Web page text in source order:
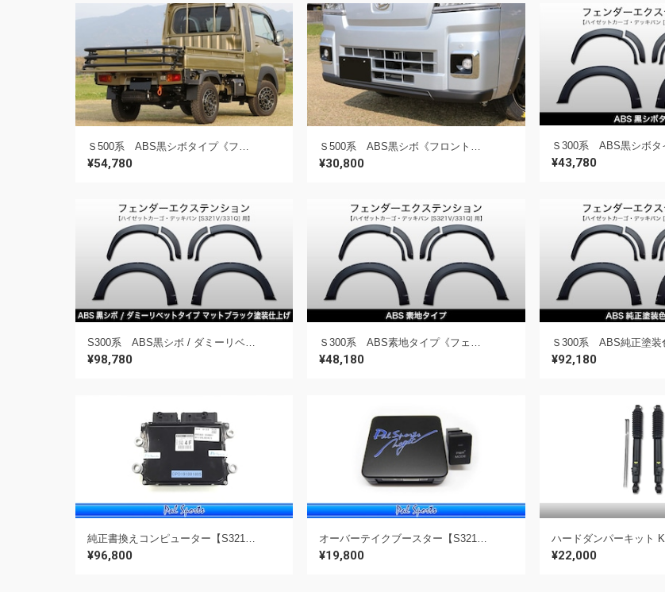
Ｓ500系 ABS黒シボタイプ《フェンダーエクステンション》【S500P ハイゼットトラック用】
¥54,780
Ｓ500系 ABS黒シボ《フロントリップスポイラー》【S500P ハイゼットトラック用】
¥30,800 ¥43,780
S300系 ABS黒シボ / ダミーリベットタイプ ラプター塗装仕上げ《フェンダーエクステンション》【S321V/331Q ハイゼットカーゴ・デッキバン用】
¥98,780
Ｓ300系 ABS素地タイプ《フェンダーエクステンション》【S321V/331Q ハイゼットカーゴ・デッキバン用】
¥48,180 ¥92,180
¥96,800 ¥19,800 ¥22,000